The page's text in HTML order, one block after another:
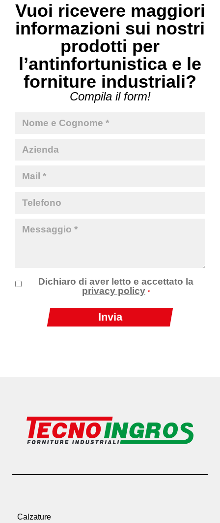
Vuoi ricevere maggiori
informazioni sui nostri
prodotti per
l’antinfortunistica e le
forniture industriali?
Compila il form!
Dichiaro di aver letto e accettato la
privacy policy *
Calzature